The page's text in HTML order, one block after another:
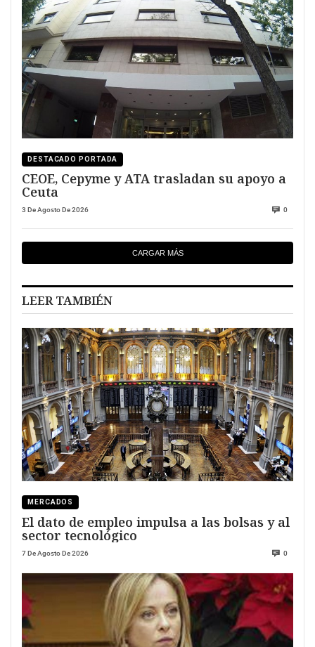
DESTACADO PORTADA
CEOE, Cepyme y ATA trasladan su apoyo a
Ceuta
3 De Agosto De 2026 0
CARGAR MÁS
LEER TAMBIÉN
MERCADOS
El dato de empleo impulsa a las bolsas y al
sector tecnológico
7 De Agosto De 2026 0